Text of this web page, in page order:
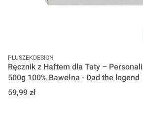
PRODUCENT
PLUSZEKDESIGN
Ręcznik z Haftem dla Taty –
500g 100% Bawełna - Dad the legend
Cena
59,99 zł